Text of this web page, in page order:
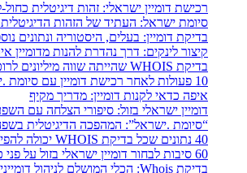
רכישת דומיין ישראלי: זהות דיגיטלית
סיומת ישראל: העתיד של הזהות
בדיקת דומיין: בעלים, היסטוריה ונתונים
קיצור לינקים: דרך נהדרת להנות מדומיין
בדיקת WHOIS שהייתה שווה מיליונים לרוכש או לחברה
10 פעולות לאחר רכישת דומיין עם סיומת .ישראל
איפה כדאי לקנות דומיין: מדריך מקיף
דומיין ישראלי בזול: סיפורי הצלחה עם
“סיומת .ישראל”: המהפכה הדיגיטלית
40 נתונים שכל בדיקת WHOIS יכולה להפיק עבורנו
60 סיבות לבחור דומיין ישראלי בזול על פני כל דומיין אחר
בדיקת Whois: הכלי המושלם לניהול דומיינים ולהגנה על הפרטיות